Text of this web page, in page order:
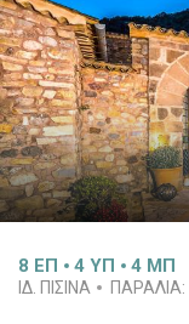
8 ΕΠ 4 ΥΠ 4 ΜΠ
ΙΔ. ΠΙΣΊΝΑ ΠΑΡΑΛΊΑ: